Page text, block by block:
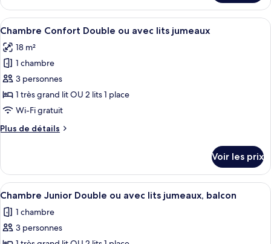
double,
balcon
le
type
de
Suite,
double,
balcon
Afficher
toutes
les
photos
pour
ce
type
chambre :
Double
ou
avec
lits
jumeaux
Une chambre bien rangée, avec un
3
Chambre Confort Double ou avec lits jumeaux
18 m²
1 chambre
3 personnes
1 très grand lit OU 2 lits 1 place
Wi-Fi gratuit
Plus de détails
Plus
le
type
de
Chambre
Confort
Voir les prix
Afficher
toutes
les
photos
Une chambre d’hôtel moderne
4
Chambre Junior Double ou avec lits jumeaux, balcon
1 chambre
3 personnes